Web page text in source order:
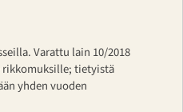
Varattu lain 10/2018
tietyistä
yhden vuoden